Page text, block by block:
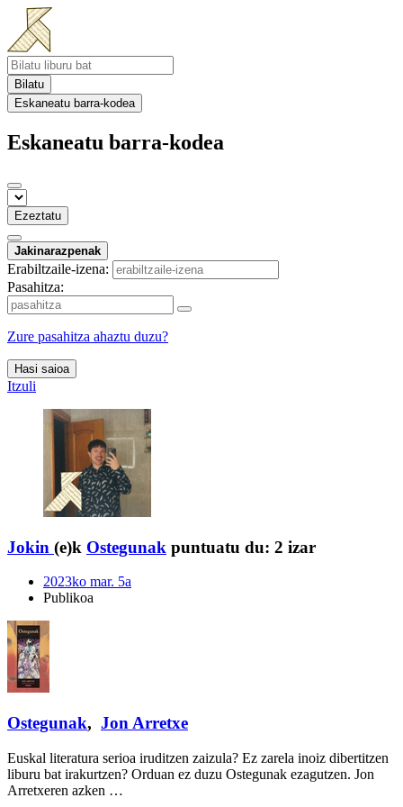
Bilatu
Eskaneatu barra-kodea
Eskaneatu barra-kodea
Ezeztatu
Jakinarazpenak
Erabiltzaile-izena:
Pasahitza:
Zure pasahitza ahaztu duzu?
Hasi saioa
Itzuli
Jokin (e)k Ostegunak puntuatu du: 2 izar
2023ko mar. 5a
Publikoa
Ostegunak, Jon Arretxe
Euskal literatura serioa iruditzen zaizula? Ez zarela inoiz dibertitzen
liburu bat irakurtzen? Orduan ez duzu Ostegunak ezagutzen. Jon
Arretxeren azken …